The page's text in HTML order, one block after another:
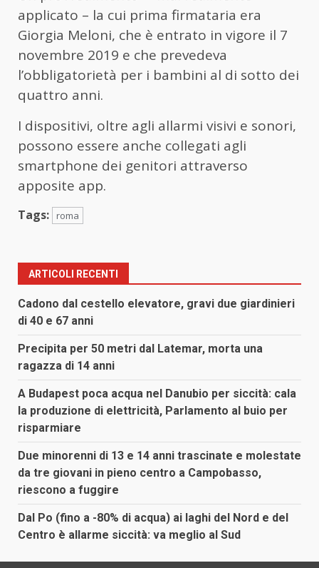
applicato – la cui prima firmataria era
Giorgia Meloni, che è entrato in vigore il 7
novembre 2019 e che prevedeva
l’obbligatorietà per i bambini al di sotto dei
quattro anni.
I dispositivi, oltre agli allarmi visivi e sonori,
possono essere anche collegati agli
smartphone dei genitori attraverso
apposite app.
Tags: roma
ARTICOLI RECENTI
Cadono dal cestello elevatore, gravi due giardinieri
di 40 e 67 anni
Precipita per 50 metri dal Latemar, morta una
ragazza di 14 anni
A Budapest poca acqua nel Danubio per siccità: cala
la produzione di elettricità, Parlamento al buio per
risparmiare
Due minorenni di 13 e 14 anni trascinate e molestate
da tre giovani in pieno centro a Campobasso,
riescono a fuggire
Dal Po (fino a -80% di acqua) ai laghi del Nord e del
Centro è allarme siccità: va meglio al Sud